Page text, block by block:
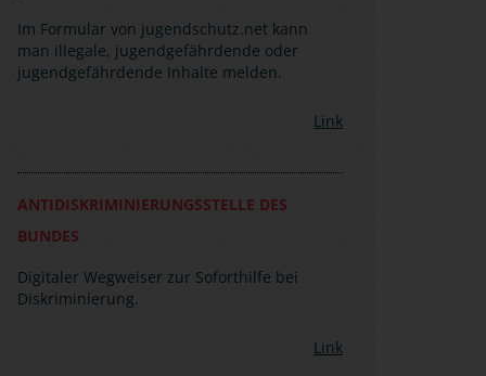
Im Formular von jugendschutz.net kann
man illegale, jugendgefährdende oder
jugendgefährdende Inhalte melden.
Link
ANTIDISKRIMINIERUNGSSTELLE DES
BUNDES
Digitaler Wegweiser zur Soforthilfe bei
Diskriminierung.
Link